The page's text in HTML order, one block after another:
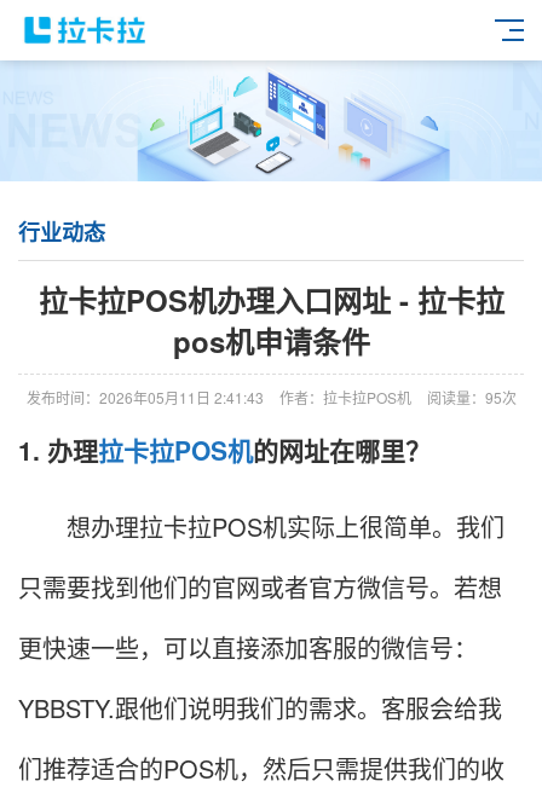
行业动态
拉卡拉POS机办理入口网址 - 拉卡拉
pos机申请条件
发布时间：2026年05月11日 2:41:43 作者：拉卡拉POS机 阅读量：95次
1. 办理拉卡拉POS机的网址在哪里？
想办理拉卡拉POS机实际上很简单。我们
只需要找到他们的官网或者官方微信号。若想
更快速一些，可以直接添加客服的微信号：
YBBSTY.跟他们说明我们的需求。客服会给我
们推荐适合的POS机，然后只需提供我们的收